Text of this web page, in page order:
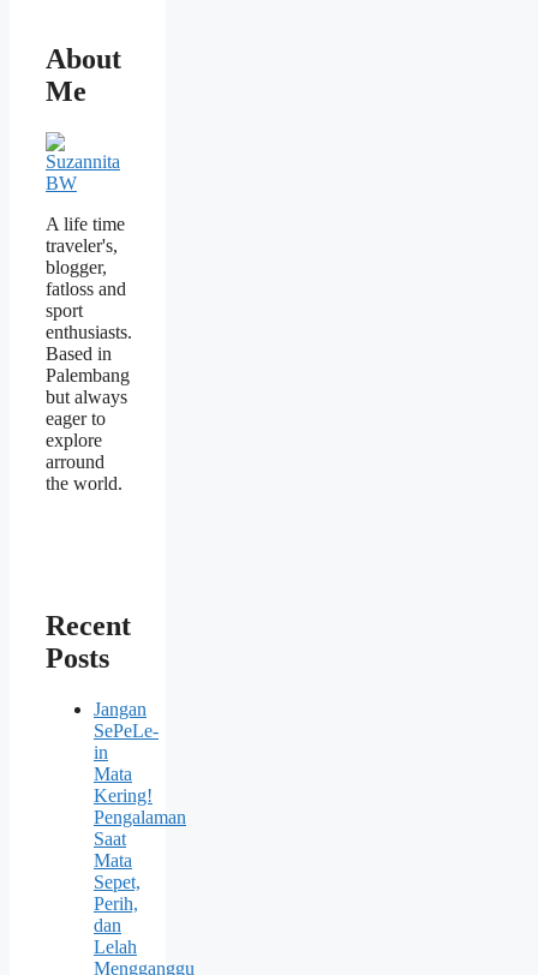
About
Me
A life time
traveler's,
blogger,
fatloss and
sport
enthusiasts.
Based in
Palembang
but always
eager to
explore
arround
the world.
Recent
Posts
Jangan
SePeLe-
in
Mata
Kering!
Pengalaman
Saat
Mata
Sepet,
Perih,
dan
Lelah
Mengganggu